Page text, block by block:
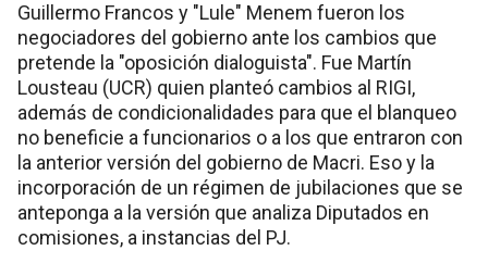
Guillermo Francos y "Lule" Menem fueron los
negociadores del gobierno ante los cambios que
pretende la "oposición dialoguista". Fue Martín
Lousteau (UCR) quien planteó cambios al RIGI,
además de condicionalidades para que el blanqueo
no beneficie a funcionarios o a los que entraron con
la anterior versión del gobierno de Macri. Eso y la
incorporación de un régimen de jubilaciones que se
anteponga a la versión que analiza Diputados en
comisiones, a instancias del PJ.